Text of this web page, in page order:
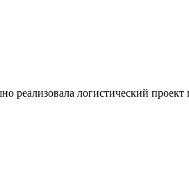
логистический